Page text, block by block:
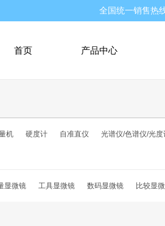
全国统一销售热
首页 产品中心
机 硬度计 自准直仪 光谱仪/色谱仪/光度
显微镜 工具显微镜 数码显微镜 比较显